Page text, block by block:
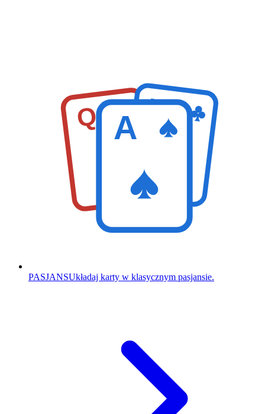
Q K
A
PASJANSUkładaj karty w klasycznym pasjansie.